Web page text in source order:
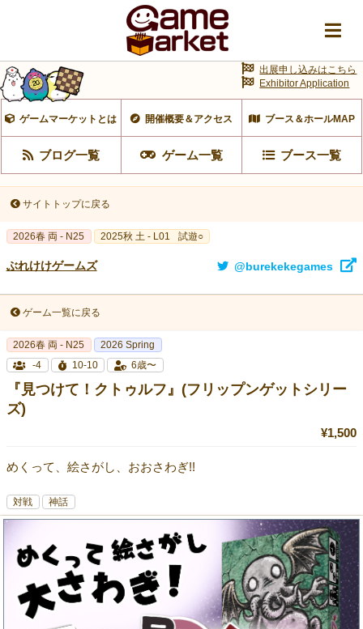
ゲームマーケットとは 開催概要＆アクセス ブース＆ホールMAP
ブログ一覧 ゲーム一覧 ブース一覧
出展申し込みはこちら
Exhibitor Application
サイトトップに戻る
2026春 両 - N25 2025秋 土 - L01 試遊○
ぶれけけゲームズ @burekekegames
ゲーム一覧に戻る
2026春 両 - N25
2026 Spring
-4
10-10 6歳〜
『見つけて！クトゥルフ』(フリップンゲットシリー
ズ)
¥1,500
めくって、絵さがし、おおさわぎ!!
対戦 神話